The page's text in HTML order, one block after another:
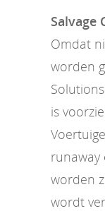
Salvage
Omdat
worden
is
runaway
worden
wordt